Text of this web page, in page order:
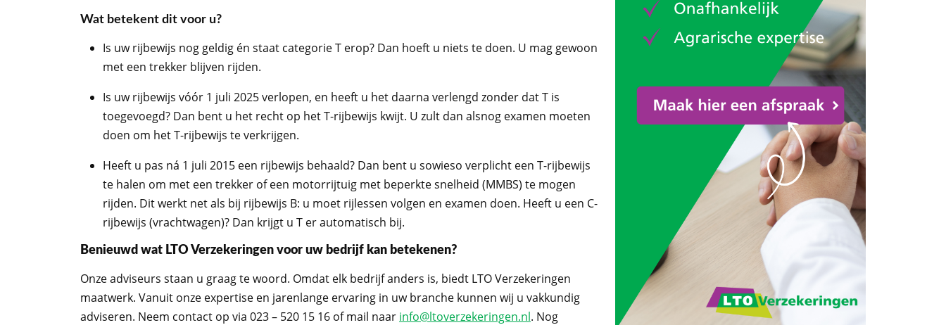
Wat betekent dit voor u?
Is uw rijbewijs nog geldig én staat categorie T erop? Dan hoeft u niets te doen. U mag gewoon
met een trekker blijven rijden.
Is uw rijbewijs vóór 1 juli 2025 verlopen, en heeft u het daarna verlengd zonder dat T is
toegevoegd? Dan bent u het recht op het T-rijbewijs kwijt. U zult dan alsnog examen moeten
doen om het T-rijbewijs te verkrijgen.
Heeft u pas ná 1 juli 2015 een rijbewijs behaald? Dan bent u sowieso verplicht een T-rijbewijs
te halen om met een trekker of een motorrijtuig met beperkte snelheid (MMBS) te mogen
rijden. Dit werkt net als bij rijbewijs B: u moet rijlessen volgen en examen doen. Heeft u een C-
rijbewijs (vrachtwagen)? Dan krijgt u T er automatisch bij.
Benieuwd wat LTO Verzekeringen voor uw bedrijf kan betekenen?
Onze adviseurs staan u graag te woord. Omdat elk bedrijf anders is, biedt LTO Verzekeringen
maatwerk. Vanuit onze expertise en jarenlange ervaring in uw branche kunnen wij u vakkundig
adviseren. Neem contact op via 023 – 520 15 16 of mail naar info@ltoverzekeringen.nl. Nog